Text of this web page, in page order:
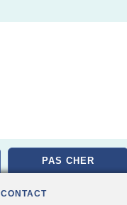
PAS CHER
CONTACT